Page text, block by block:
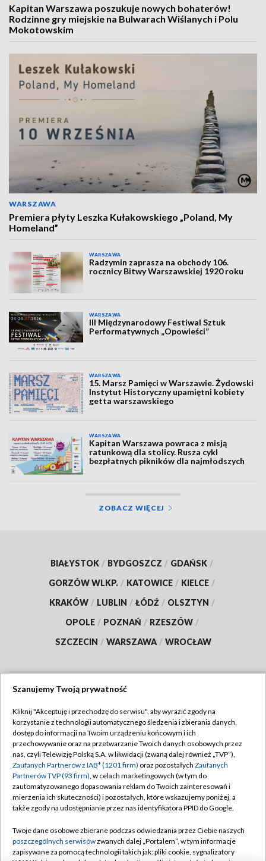
Kapitan Warszawa poszukuje nowych bohaterów!
Rodzinne gry miejskie na Bulwarach Wiślanych i Polu
Mokotowskim
WARSZAWA
Premiera płyty Leszka Kułakowskiego „Poland, My
Homeland”
WARSZAWA
Radzymin zaprasza na obchody 106.
rocznicy Bitwy Warszawskiej 1920 roku
WARSZAWA
III Międzynarodowy Festiwal Sztuk
Performatywnych „Opowieści”
WARSZAWA
15. Marsz Pamięci w Warszawie. Żydowski
Instytut Historyczny upamiętni kobiety
getta warszawskiego
WARSZAWA
Kapitan Warszawa powraca z misją
ratunkową dla stolicy. Rusza cykl
bezpłatnych pikników dla najmłodszych
ZOBACZ WIĘCEJ
BIAŁYSTOK / BYDGOSZCZ / GDAŃSK /
GORZÓW WLKP. / KATOWICE / KIELCE /
KRAKÓW / LUBLIN / ŁÓDŹ / OLSZTYN /
OPOLE / POZNAŃ / RZESZÓW /
SZCZECIN / WARSZAWA / WROCŁAW
TVP
Abonament TVP
Emisja w TVP
Centrum informacji TVP
Naziemna Telewizja Cyfrowa
Rada Programowa
System NOS
Regulamin TVP
Polityka prywatności
Moje zgody
Pomoc
Kontakt
Szanujemy Twoją prywatność
Kliknij "Akceptuję i przechodzę do serwisu", aby wyrazić zgody na
korzystanie z technologii automatycznego śledzenia i zbierania danych,
dostęp do informacji na Twoim urządzeniu końcowym i ich
przechowywanie oraz na przetwarzanie Twoich danych osobowych przez
nas, czyli Telewizję Polską S.A. w likwidacji (zwaną dalej również „TVP”),
Zaufanych Partnerów z IAB* (1201 firm) oraz pozostałych Zaufanych
Partnerów TVP (93 firm), w celach marketingowych (w tym do
zautomatyzowanego dopasowania reklam do Twoich zainteresowań i
mierzenia ich skuteczności) i pozostałych, które wskazujemy poniżej, a
także zgody na udostępnianie przez nas identyfikatora PPID do Google.
Twoje dane osobowe zbierane podczas odwiedzania przez Ciebie naszych
poszczególnych serwisówzwanych dalej „Portalem”, w tym informacje
zapisywane za pomocą technologii takich jak: pliki cookie, sygnalizatory